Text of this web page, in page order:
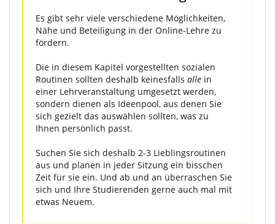
Es gibt sehr viele verschiedene Möglichkeiten,
Nähe und Beteiligung in der Online-Lehre zu
fördern.
Die in diesem Kapitel vorgestellten sozialen
Routinen sollten deshalb keinesfalls alle in
einer Lehrveranstaltung umgesetzt werden,
sondern dienen als Ideenpool, aus denen Sie
sich gezielt das auswählen sollten, was zu
Ihnen persönlich passt.
Suchen Sie sich deshalb 2-3 Lieblingsroutinen
aus und planen in jeder Sitzung ein bisschen
Zeit für sie ein. Und ab und an überraschen Sie
sich und Ihre Studierenden gerne auch mal mit
etwas Neuem.